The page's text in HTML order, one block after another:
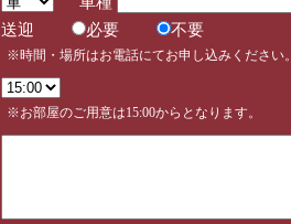
送迎
必要 不要
※時間・場所はお電話にてお申し込みください。
※お部屋のご用意は15:00からとなります。